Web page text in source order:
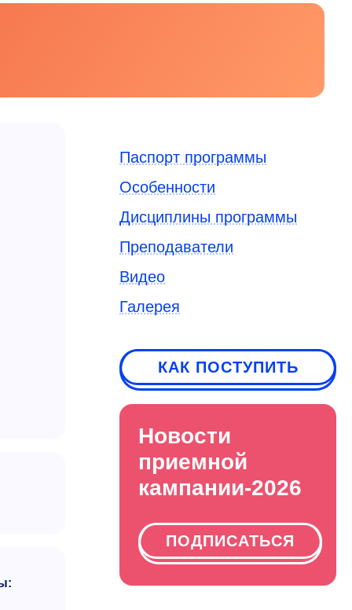
Паспорт программы
Особенности
Дисциплины программы
Преподаватели
Видео
Галерея
КАК ПОСТУПИТЬ
Новости
приемной
кампании-2026
ПОДПИСАТЬСЯ